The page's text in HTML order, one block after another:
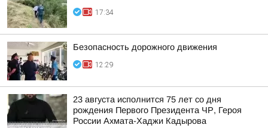
17:34
Безопасность дорожного движения
12:29
23 августа исполнится 75 лет со дня
рождения Первого Президента ЧР, Героя
России Ахмата-Хаджи Кадырова